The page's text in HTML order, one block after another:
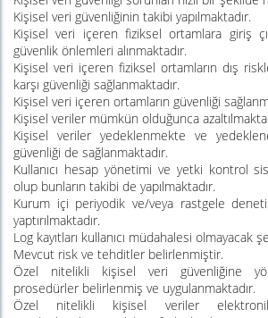
Kişisel veri güvenliğinin takibi yapılmaktadır.
Kişisel veri içeren fiziksel ortamlara giriş
güvenlik önlemleri alınmaktadır.
Kişisel veri içeren fiziksel ortamların dış
karşı güvenliği sağlanmaktadır.
Kişisel veri içeren ortamların güvenliği
Kişisel veriler mümkün olduğunca
Kişisel veriler yedeklenmekte ve
güvenliği de sağlanmaktadır.
Kullanıcı hesap yönetimi ve yetki kontrol
olup bunların takibi de yapılmaktadır.
Kurum içi periyodik ve/veya rastgele
yaptırılmaktadır.
Log kayıtları kullanıcı müdahalesi olmayacak
Mevcut risk ve tehditler belirlenmiştir.
Özel nitelikli kişisel veri güvenliğine
prosedürler belirlenmiş ve uygulanmaktadır.
Özel nitelikli kişisel veriler